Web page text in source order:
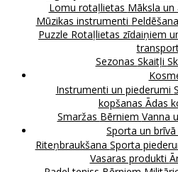
Lomu rotaļlietas Māksla un
Mūzikas instrumenti
Puzzle Rotaļlietas zīdaiņiem
Sezonas Skaitļi
Instrumenti un piederumi
kopšanas Ādas
Smaržas Bērniem Vanna
Sporta un
Riteņbraukšana Sporta
Vasaras produkti